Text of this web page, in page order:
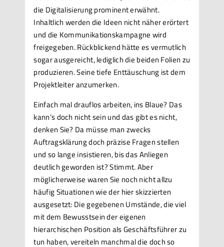
die Digitalisierung prominent erwähnt.
Inhaltlich werden die Ideen nicht näher erörtert
und die Kommunikationskampagne wird
freigegeben. Rückblickend hätte es vermutlich
sogar ausgereicht, lediglich die beiden Folien zu
produzieren. Seine tiefe Enttäuschung ist dem
Projektleiter anzumerken.
Einfach mal drauflos arbeiten, ins Blaue? Das
kann’s doch nicht sein und das gibt es nicht,
denken Sie? Da müsse man zwecks
Auftragsklärung doch präzise Fragen stellen
und so lange insistieren, bis das Anliegen
deutlich geworden ist? Stimmt. Aber
möglicherweise waren Sie noch nicht allzu
häufig Situationen wie der hier skizzierten
ausgesetzt: Die gegebenen Umstände, die viel
mit dem Bewusstsein der eigenen
hierarchischen Position als Geschäftsführer zu
tun haben, vereiteln manchmal die doch so